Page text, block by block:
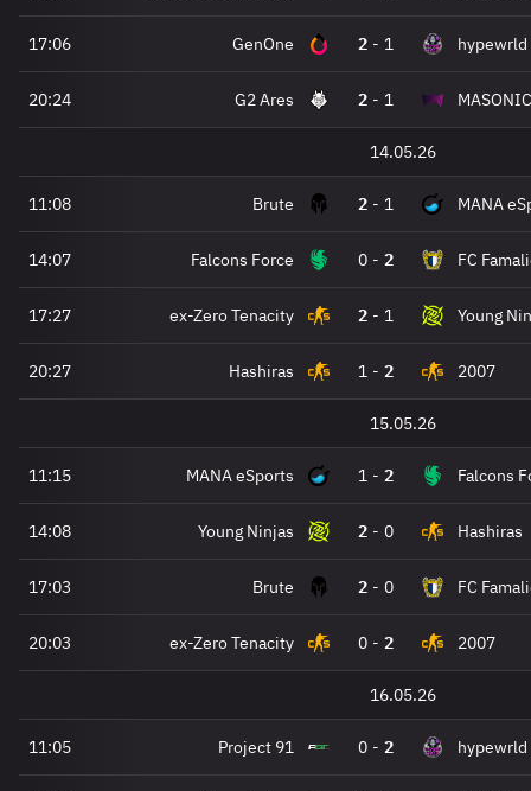
17:06 GenOne 2 - 1 hypewrld
20:24 G2 Ares 2 - 1 MASONIC
14.05.26
11:08 Brute 2 - 1 MANA
14:07 Falcons Force 0 - 2 FC
17:27 ex-Zero Tenacity 2 - 1 Young
20:27 Hashiras 1 - 2 2007
15.05.26
11:15 MANA eSports 1 - 2 Falcons
14:08 Young Ninjas 2 - 0 Hashiras
17:03 Brute 2 - 0 FC
20:03 ex-Zero Tenacity 0 - 2 2007
16.05.26
11:05 Project 91 0 - 2 hypewrld